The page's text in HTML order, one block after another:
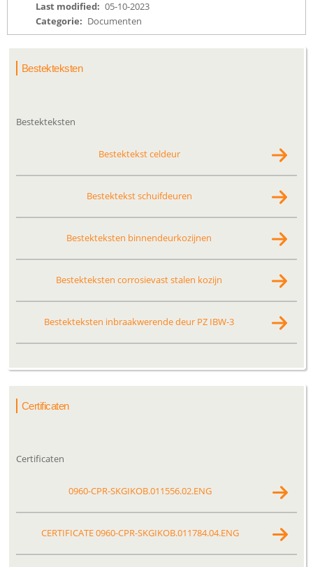
Last modified
05-10-2023
Categorie
Documenten
Bestekteksten
Bestekteksten
Bestektekst celdeur
Bestektekst schuifdeuren
Bestekteksten binnendeurkozijnen
Bestekteksten corrosievast stalen kozijn
Bestekteksten inbraakwerende deur PZ IBW-3
Certificaten
Certificaten
0960-CPR-SKGIKOB.011556.02.ENG
CERTIFICATE 0960-CPR-SKGIKOB.011784.04.ENG